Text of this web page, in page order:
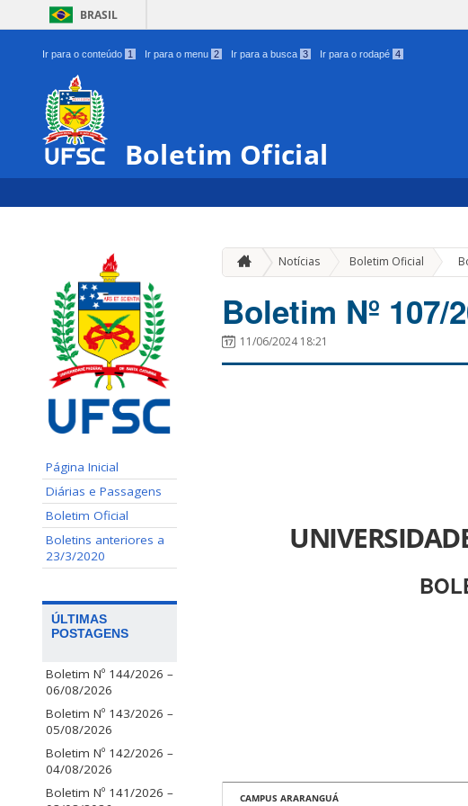
BRASIL
Ir para o conteúdo 1 Ir para o menu 2 Ir para a busca 3 Ir para o rodapé 4
Boletim Oficial
Página Inicial
Diárias e Passagens
Boletim Oficial
Boletins anteriores a
23/3/2020
ÚLTIMAS
POSTAGENS
Boletim Nº 144/2026 –
06/08/2026
Boletim Nº 143/2026 –
05/08/2026
Boletim Nº 142/2026 –
04/08/2026
Boletim Nº 141/2026 –
Notícias Boletim Oficial »
Boletim Nº 107/
11/06/2024 18:21
CAMPUS ARARANGUÁ